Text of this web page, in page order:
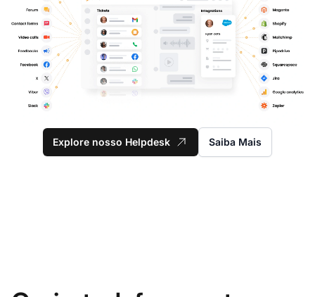
Explore nosso Helpdesk Saiba Mais